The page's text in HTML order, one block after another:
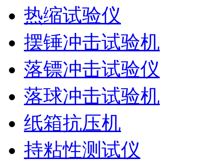
热缩试验仪
摆锤冲击试验机
落镖冲击试验仪
落球冲击试验机
纸箱抗压机
持粘性测试仪